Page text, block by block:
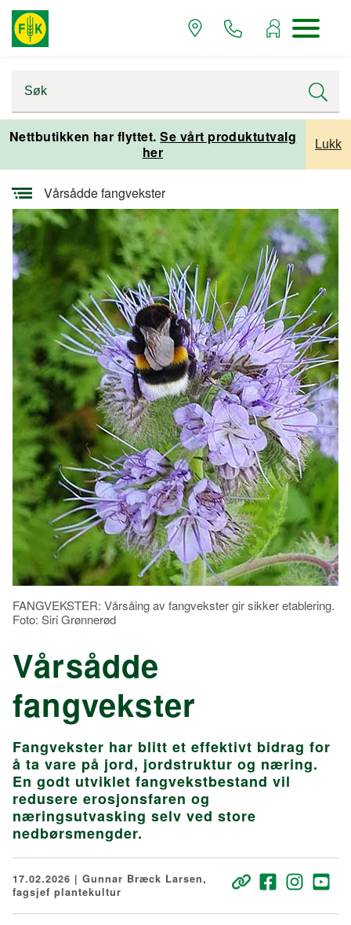
Nettbutikken har flyttet.Se vårt produktutvalg
her
Lukk
Alle artikler
Alle artikler planteproduksjon
Artikler planteproduksjon alle emner
Vårsådde fangvekster
FANGVEKSTER: Vårsåing av fangvekster gir sikker etablering.
Foto: Siri Grønnerød
Vårsådde
fangvekster
Fangvekster har blitt et effektivt bidrag for
å ta vare på jord, jordstruktur og næring.
En godt utviklet fangvekstbestand vil
redusere erosjonsfaren og
næringsutvasking selv ved store
nedbørsmengder.
17.02.2026 | Gunnar Bræck Larsen,
fagsjef plantekultur